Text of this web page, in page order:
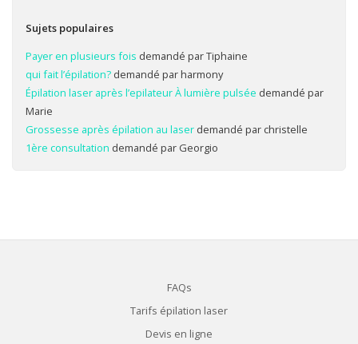
Sujets populaires
Payer en plusieurs fois demandé par Tiphaine
qui fait l’épilation?demandé par harmony
Épilation laser après l’epilateur À lumière pulsée demandé par
Marie
Grossesse après épilation au laserdemandé par christelle
1ère consultation demandé par Georgio
FAQs
Tarifs épilation laser
Devis en ligne